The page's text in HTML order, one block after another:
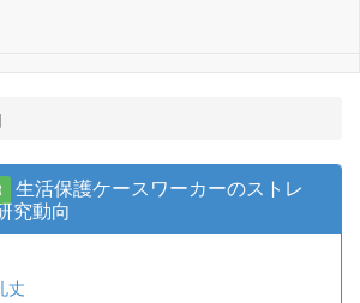
生活保護ケースワーカーのストレ
究動向
丈